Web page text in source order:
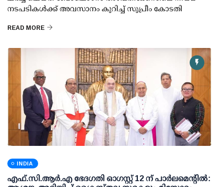
നടപടികള്‍ക്ക് അവസാനം കുറിച്ച് സുപ്രീം കോടതി
READ MORE
INDIA
എഫ്.സി.ആര്‍.എ ഭേദഗതി ഓഗസ്റ്റ് 12 ന് പാര്‍ലമെന്റില്‍: